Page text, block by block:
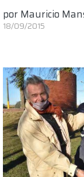
por Mauricio
18/09/2015